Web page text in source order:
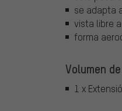
se adapta
vista libre
forma
Volumen
1 x